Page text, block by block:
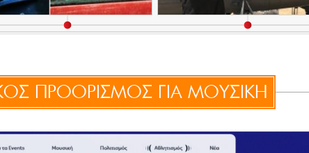
ΠΡΟΟΡΙΣΜΟΣ ΓΙΑ ΜΟΥΣΙΚΗ